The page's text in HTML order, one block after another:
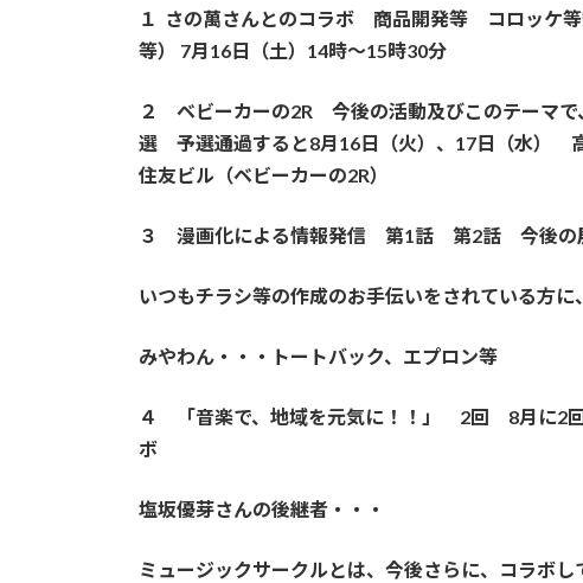
１ さの萬さんとのコラボ 商品開発等 コロッケ等
等） 7月16日（土）14時～15時30分
２ ベビーカーの2R 今後の活動及びこのテーマで
選 予選通過すると8月16日（火）、17日（水）
住友ビル（ベビーカーの2R）
３ 漫画化による情報発信 第1話 第2話 今後の
いつもチラシ等の作成のお手伝いをされている方に
みやわん・・・トートバック、エプロン等
４ 「音楽で、地域を元気に！！」 2回 8月に2回
ボ
塩坂優芽さんの後継者・・・
ミュージックサークルとは、今後さらに、コラボし